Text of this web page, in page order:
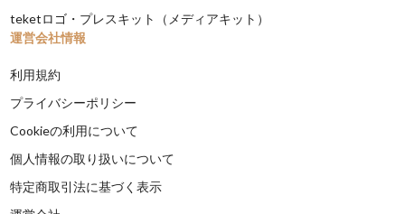
teketロゴ・プレスキット（メディアキット）
運営会社情報
利用規約
プライバシーポリシー
Cookieの利用について
個人情報の取り扱いについて
特定商取引法に基づく表示